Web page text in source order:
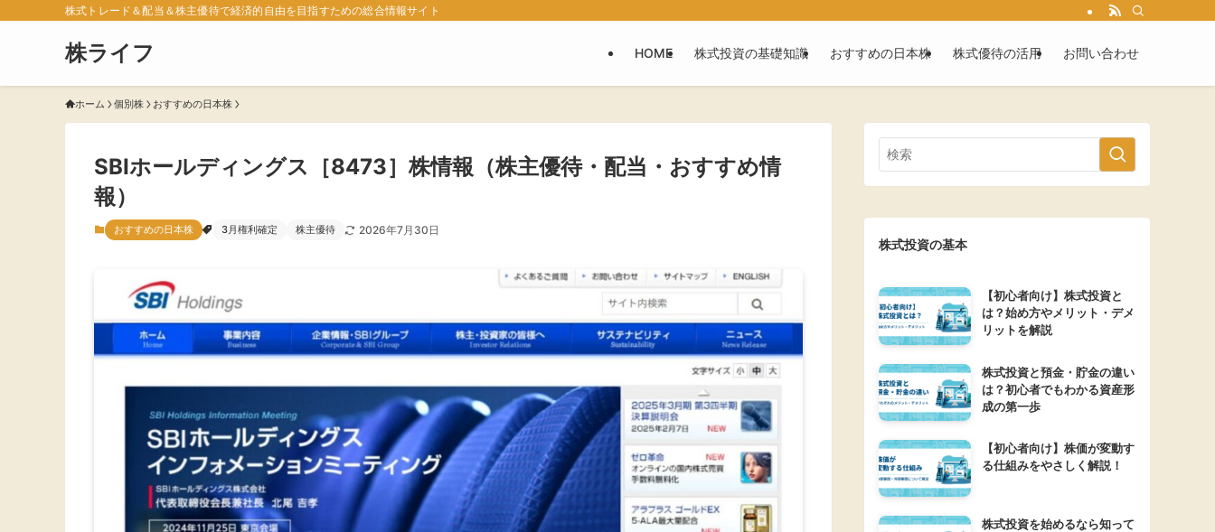
株式トレード＆配当＆株主優待で経済的自由を目指すための総合情報サイト
株ライフ HOME 株式投資の基礎知識 おすすめの日本株 株式優待の活用 お問い合わせ
ホーム 個別株 おすすめの日本株
SBIホールディングス［8473］株情報（株主優待・配当・おすすめ情
報）
おすすめの日本株 3月権利確定 株主優待 2026年7月30日
株式投資の基本
【初心者向け】株式投資と
は？始め方やメリット・デメ
リットを解説
株式投資と預金・貯金の違い
は？初心者でもわかる資産形
成の第一歩
【初心者向け】株価が変動す
る仕組みをやさしく解説！
株式投資を始めるなら知って